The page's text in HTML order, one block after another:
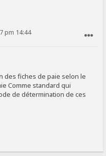
pm 14:44
des fiches de paie selon le
Comme standard qui
de détermination de ces